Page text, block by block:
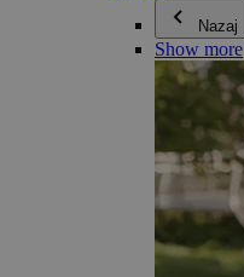
Nazaj
Show more